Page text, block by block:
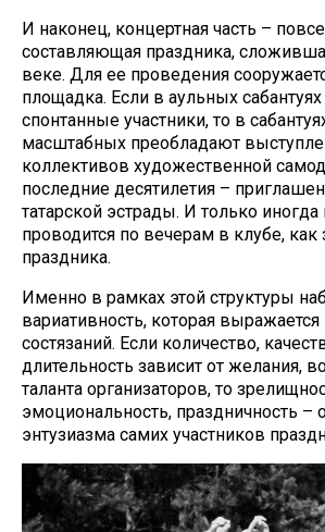
И наконец, концертная часть –
составляющая праздника,
веке. Для ее проведения
площадка. Если в аульных
спонтанные участники, то в
масштабных преобладают
коллективов художественной
последние десятилетия –
татарской эстрады. И только
проводится по вечерам в клубе,
праздника.
Именно в рамках этой структуры
вариативность, которая
состязаний. Если количество,
длительность зависит от желания,
таланта организаторов, то
эмоциональность, праздничность –
энтузиазма самих участников